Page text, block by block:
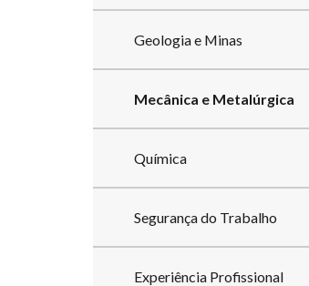
Geologia e Minas
Mecânica e Metalúrgica
Química
Segurança do Trabalho
Experiência Profissional